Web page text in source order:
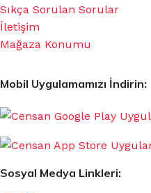
Sıkça Sorulan Sorular
İletişim
Mağaza Konumu
Mobil Uygulamamızı İndirin:
Sosyal Medya Linkleri: